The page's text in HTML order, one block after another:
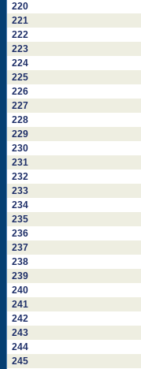
220
221
222
223
224
225
226
227
228
229
230
231
232
233
234
235
236
237
238
239
240
241
242
243
244
245